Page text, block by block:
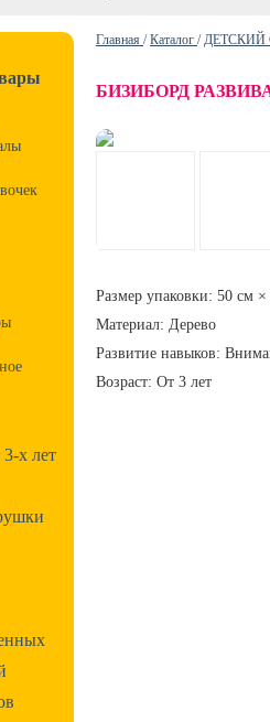
х лет
Главная /Каталог /ДЕТСКИЙ
БИЗИБОРД
Размер упаковки: 50 см
Материал: Дерево
Развитие навыков:
Возраст: От 3 лет